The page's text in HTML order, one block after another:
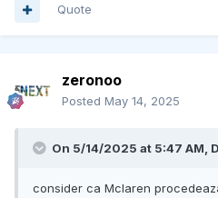
Quote
zeronoo
Posted May 14, 2025
On 5/14/2025 at 5:47 AM,
consider ca Mclaren